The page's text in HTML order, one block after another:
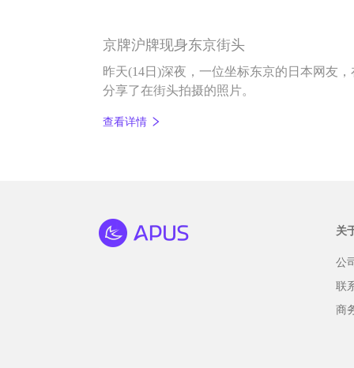
京牌沪牌现身东京街头
昨天(14日)深夜，一位坐标东京的日本网友
分享了在街头拍摄的照片。
查看详情
关
公
联
商